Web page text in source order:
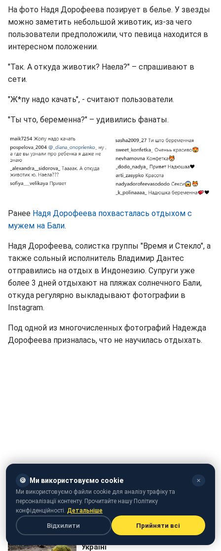
На фото Надя Дорофеева позирует в белье. У звезды
можно заметить небольшой животик, из-за чего
пользователи предположили, что певица находится в
интересном положении.
"Так. А откуда животик? Наела?" – спрашивают в
сети.
"Ж*пу надо качать", - считают пользователи.
"Ты что, беременна?" – удивились фанаты.
Ранее Надя Дорофеева похвасталась отдыхом с
мужем на Бали.
Надя Дорофеева, солистка группы "Время и Стекло", а
также сольный исполнитель Владимир Дантес
отправились на отдых в Индонезию. Супруги уже
более 3 дней отдыхают на пляжах солнечного Бали,
откуда регулярно выкладывают фотографии в
Instagram.
Под одной из многочисленных фотографий Надежда
Дорофеева призналась, что не научилась отдыхать.
Бумбокс & The Gitas презентовали новый клип
🍪 Ми використовуємо cookie ✕
Ми використовуємо файли cookie для аналізу трафіку та
персоналізації контенту. Прочитайте нашу Політику
конфіденційності. Детальніше
Відхилити Прийняти всі